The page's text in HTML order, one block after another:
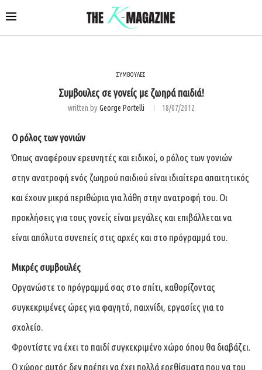
ΣΥΜΒΟΥΛΕΣ
Συμβουλες σε γονείς με ζωηρά παιδιά!
written byGeorge Portelli 18/07/2012
Ο ρόλος των γονιών
Όπως αναφέρουν ερευνητές και ειδικοί, ο ρόλος των γονιών
στην ανατροφή ενός ζωηρού παιδιού είναι ιδιαίτερα απαιτητικός
και έχουν μικρά περιθώρια για λάθη στην ανατροφή του. Οι
προκλήσεις για τους γονείς είναι μεγάλες και επιβάλλεται να
είναι απόλυτα συνεπείς στις αρχές και στο πρόγραμμά του.
Μικρές συμβουλές
Οργανώστε το πρόγραμμά σας στο σπίτι, καθορίζοντας
συγκεκριμένες ώρες για φαγητό, παιχνίδι, εργασίες για το
σχολείο.
Φροντίστε να έχει το παιδί συγκεκριμένο χώρο όπου θα διαβάζει.
Ο χώρος αυτός δεν πρέπει να έχει πολλά ερεθίσματα που να του